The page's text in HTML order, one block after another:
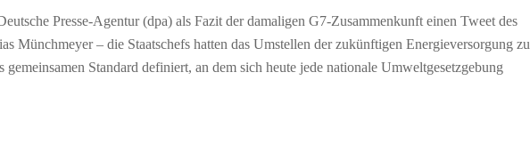
Presse-Agentur (dpa) als Fazit der damaligen G7-Zusammenkunft einen Tweet des
Münchmeyer – die Staatschefs hatten das Umstellen der zukünftigen Energieversorgung zu
gemeinsamen Standard definiert, an dem sich heute jede nationale Umweltgesetzgebung